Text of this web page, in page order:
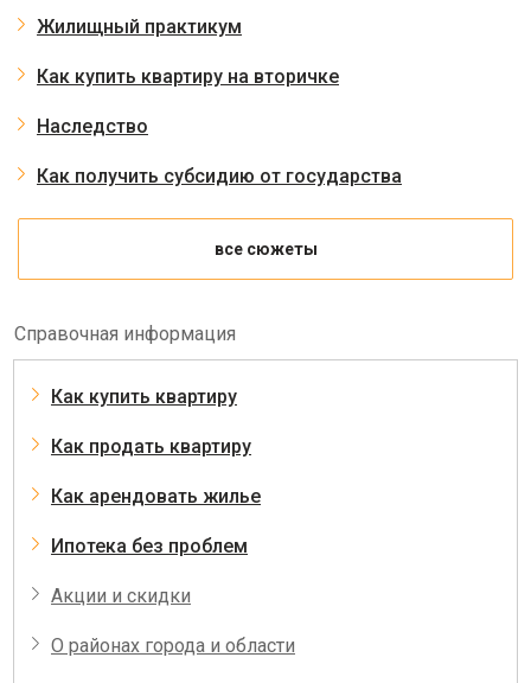
Жилищный практикум
Как купить квартиру на вторичке
Наследство
Как получить субсидию от государства
все сюжеты
Справочная информация
Как купить квартиру
Как продать квартиру
Как арендовать жилье
Ипотека без проблем
Акции и скидки
О районах города и области